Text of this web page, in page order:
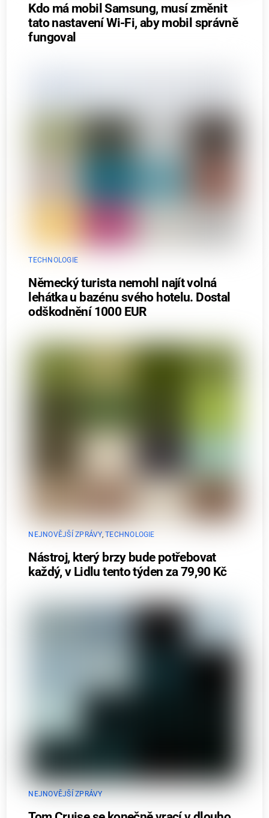
Kdo má mobil Samsung, musí změnit
tato nastavení Wi-Fi, aby mobil správně
fungoval
TECHNOLOGIE
Německý turista nemohl najít volná
lehátka u bazénu svého hotelu. Dostal
odškodnění 1000 EUR
NEJNOVĚJŠÍ ZPRÁVY,TECHNOLOGIE
Nástroj, který brzy bude potřebovat
každý, v Lidlu tento týden za 79,90 Kč
NEJNOVĚJŠÍ ZPRÁVY